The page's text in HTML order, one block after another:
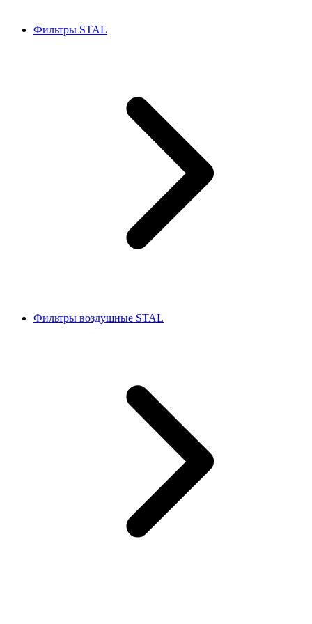
Фильтры STAL
Фильтры воздушные STAL